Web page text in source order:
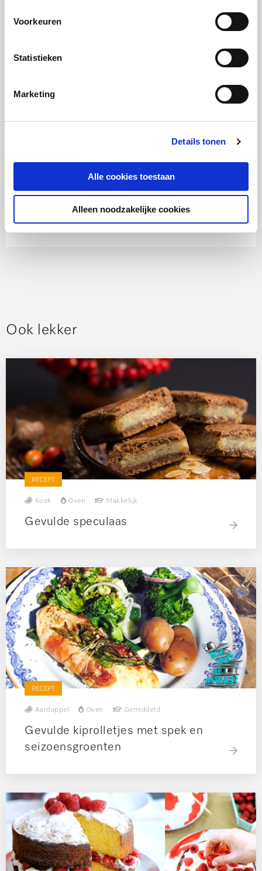
Voorkeuren
Statistieken
Marketing
Details tonen
Alle cookies toestaan
Alleen noodzakelijke cookies
salade. Vorm van de salade een mooie rechthoek op
en snijd ze in dunne plakjes. Verdeel de plakjes
speels over de salade.
Stap 3:
Garneer met de Salsa Agresto als een rand om de
Ook lekker
RECEPT
Koek Oven Makkelijk
Gevulde speculaas
RECEPT
Aardappel Oven Gemiddeld
Gevulde kiprolletjes met spek en
seizoensgroenten